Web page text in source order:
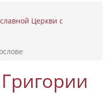
Церкви с